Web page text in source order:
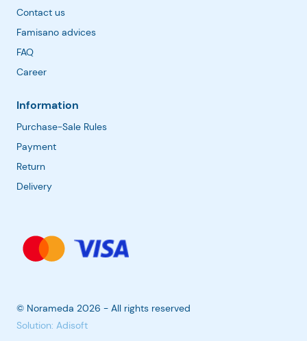
Contact us
Famisano advices
FAQ
Career
Information
Purchase-Sale Rules
Payment
Return
Delivery
© Norameda 2026 - All rights reserved
Solution: Adisoft